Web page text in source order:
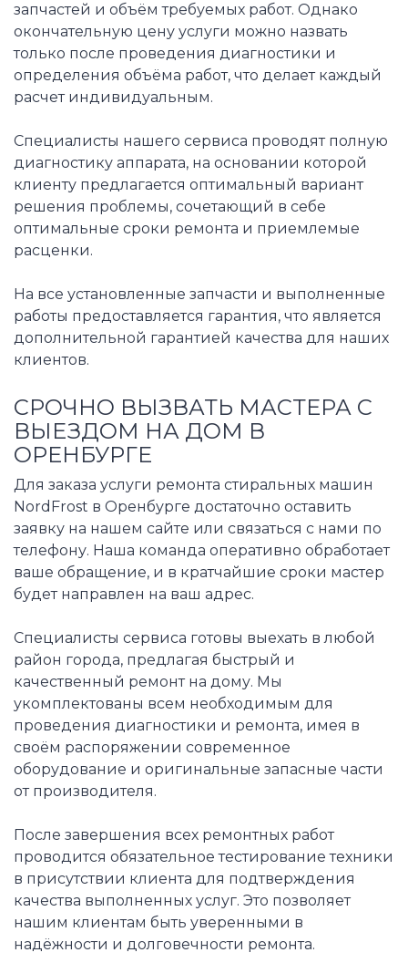
запчастей и объём требуемых работ. Однако
окончательную цену услуги можно назвать
только после проведения диагностики и
определения объёма работ, что делает каждый
расчет индивидуальным.
Специалисты нашего сервиса проводят полную
диагностику аппарата, на основании которой
клиенту предлагается оптимальный вариант
решения проблемы, сочетающий в себе
оптимальные сроки ремонта и приемлемые
расценки.
На все установленные запчасти и выполненные
работы предоставляется гарантия, что является
дополнительной гарантией качества для наших
клиентов.
СРОЧНО ВЫЗВАТЬ МАСТЕРА С
ВЫЕЗДОМ НА ДОМ В
ОРЕНБУРГЕ
Для заказа услуги ремонта стиральных машин
NordFrost в Оренбурге достаточно оставить
заявку на нашем сайте или связаться с нами по
телефону. Наша команда оперативно обработает
ваше обращение, и в кратчайшие сроки мастер
будет направлен на ваш адрес.
Специалисты сервиса готовы выехать в любой
район города, предлагая быстрый и
качественный ремонт на дому. Мы
укомплектованы всем необходимым для
проведения диагностики и ремонта, имея в
своём распоряжении современное
оборудование и оригинальные запасные части
от производителя.
После завершения всех ремонтных работ
проводится обязательное тестирование техники
в присутствии клиента для подтверждения
качества выполненных услуг. Это позволяет
нашим клиентам быть уверенными в
надёжности и долговечности ремонта.